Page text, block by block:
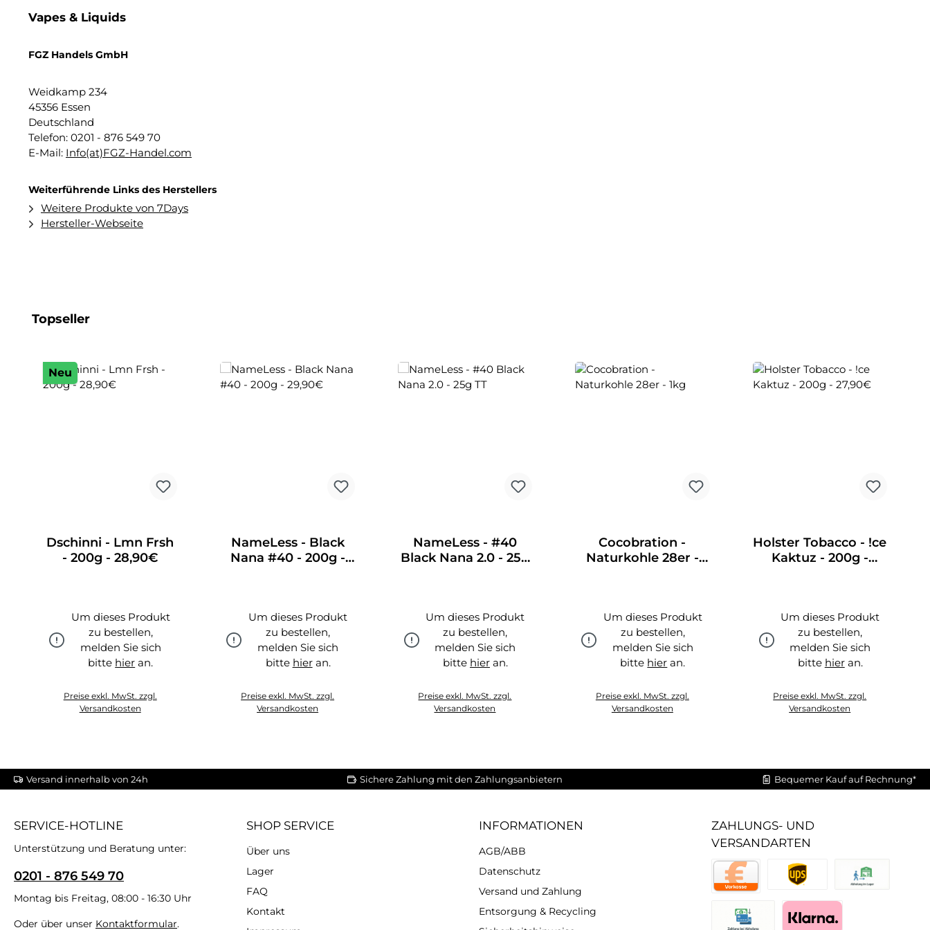
Vapes & Liquids
FGZ Handels GmbH
Weidkamp 234
45356 Essen
Deutschland
Telefon: 0201 - 876 549 70
E-Mail: Info(at)FGZ-Handel.com
Weiterführende Links des Herstellers
Weitere Produkte von 7Days
Hersteller-Webseite
Produktgalerie überspringen
Topseller
Neu
Dschinni - Lmn Frsh
- 200g - 28,90€
Um dieses Produkt
zu bestellen,
melden Sie sich
bitte hier an.
Preise exkl. MwSt. zzgl.
Versandkosten
hier
NameLess - Black
Nana #40 - 200g -
Um dieses Produkt
zu bestellen,
melden Sie sich
bitte hieran.
Preise exkl. MwSt. zzgl.
Versandkosten
hier
NameLess - #40
Black Nana 2.0 - 25g
Um dieses Produkt
zu bestellen,
melden Sie sich
bitte hieran.
Preise exkl. MwSt. zzgl.
Versandkosten
hier
Cocobration -
Naturkohle 28er -
Um dieses Produkt
zu bestellen,
melden Sie sich
bitte hier an.
Preise exkl. MwSt. zzgl.
Versandkosten
hier
Holster Tobacco - !ce
Kaktuz - 200g -
Um dieses Produkt
zu bestellen,
melden Sie sich
bitte hieran.
Preise exkl. MwSt. zzgl.
Versandkosten
hier
Versand innerhalb von 24h Sichere Zahlung mit den Zahlungsanbietern Bequemer Kauf auf Rechnung*
SERVICE-HOTLINE
Unterstützung und Beratung unter:
0201 - 876 549 70
Montag bis Freitag, 08:00 - 16:30 Uhr
Oder über unser Kontaktformular.
SHOP SERVICE
Über uns
Lager
FAQ
Kontakt
INFORMATIONEN
AGB/ABB
Datenschutz
Versand und Zahlung
Entsorgung & Recycling
ZAHLUNGS- UND
VERSANDARTEN